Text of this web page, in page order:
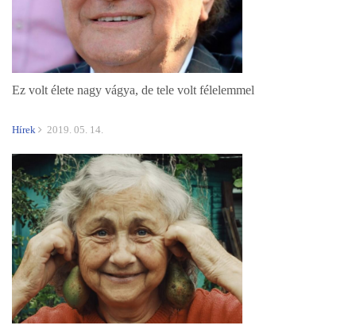
Ez volt élete nagy vágya, de tele volt félelemmel
Hírek 2019. 05. 14.